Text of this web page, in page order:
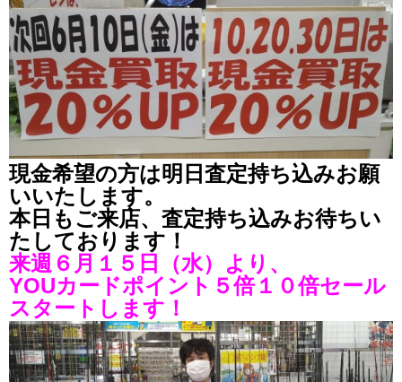
現金希望の方は明日査定持ち込みお願
いいたします。
本日もご来店、査定持ち込みお待ちい
たしております！
来週６月１５日（水）より、
YOUカードポイント５倍１０倍セール
スタートします！